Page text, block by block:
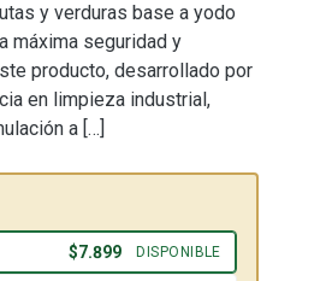
y verduras base a yodo
máxima seguridad y
producto, desarrollado por
en limpieza industrial,
a […]
$7.899 DISPONIBLE